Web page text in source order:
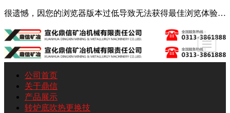
很遗憾，因您的浏览器版本过低导致无法获得最佳浏览体验，推荐下载安装谷歌浏览器！
公司首页
关于鼎信
产品展示
转炉底吹热更换技